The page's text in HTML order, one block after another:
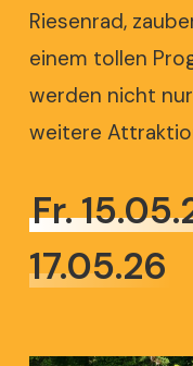
Riesenrad,
einem tollen
werden nicht
weitere
Fr.
17.05.26